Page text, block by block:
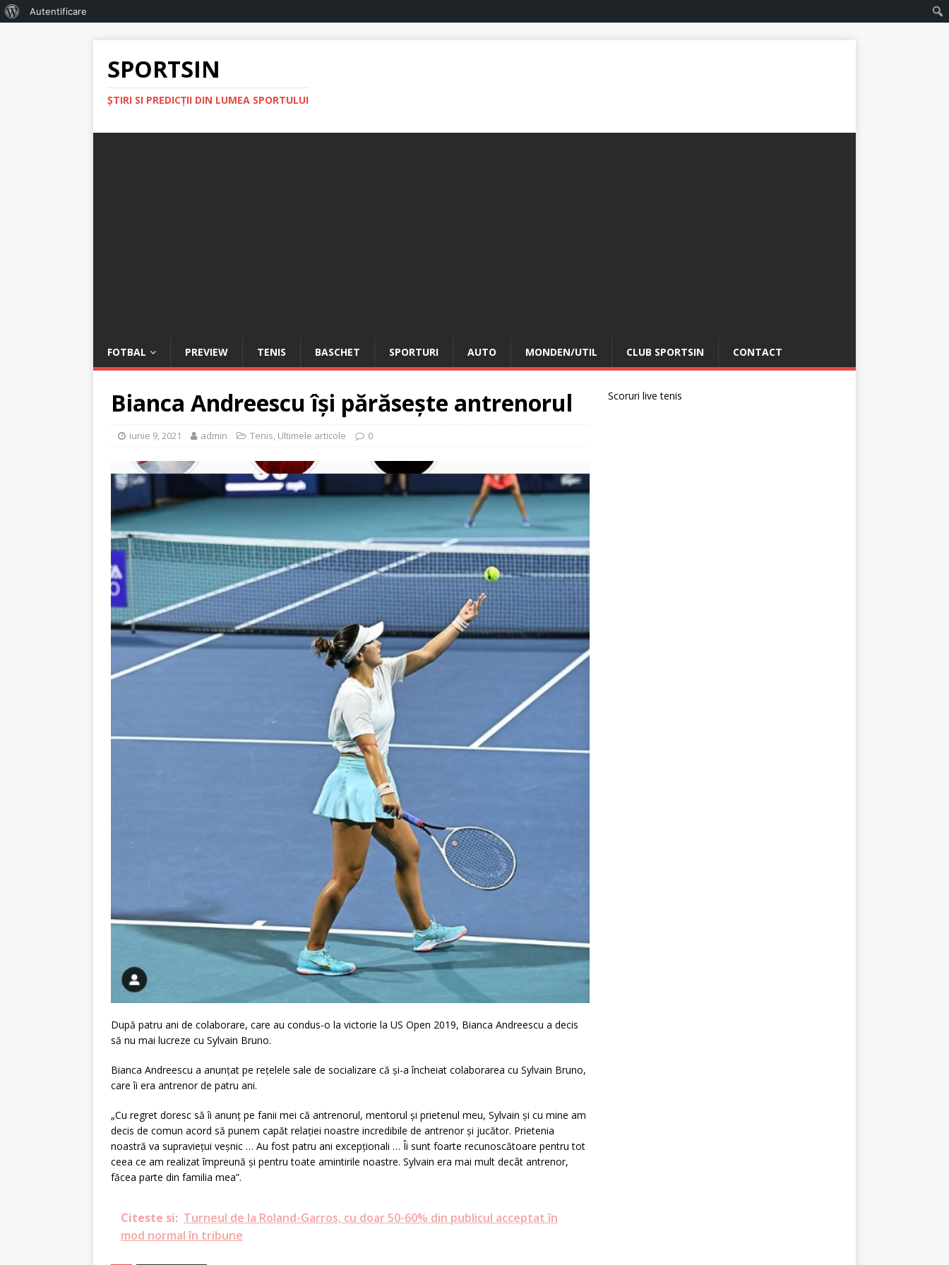
Autentificare
SPORTSIN
ŞTIRI SI PREDICŢII DIN LUMEA SPORTULUI
FOTBAL PREVIEW TENIS BASCHET SPORTURI AUTO MONDEN/UTIL CLUB SPORTSIN CONTACT
Bianca Andreescu își părăsește antrenorul
iunie 9, 2021 admin Tenis, Ultimele articole 0
După patru ani de colaborare, care au condus-o la victorie la US Open 2019, Bianca Andreescu a decis
să nu mai lucreze cu Sylvain Bruno.
Bianca Andreescu a anunțat pe rețelele sale de socializare că și-a încheiat colaborarea cu Sylvain Bruno,
care îi era antrenor de patru ani.
„Cu regret doresc să îi anunț pe fanii mei că antrenorul, mentorul și prietenul meu, Sylvain și cu mine am
decis de comun acord să punem capăt relației noastre incredibile de antrenor și jucător. Prietenia
noastră va supraviețui veșnic … Au fost patru ani excepționali … Îi sunt foarte recunoscătoare pentru tot
ceea ce am realizat împreună și pentru toate amintirile noastre. Sylvain era mai mult decât antrenor,
făcea parte din familia mea”.
Citeste si: Turneul de la Roland-Garros, cu doar 50-60% din publicul acceptat în
mod normal în tribune
Scoruri live tenis